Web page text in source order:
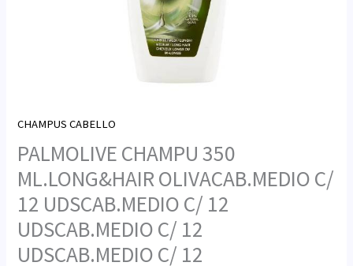
CHAMPUS CABELLO
PALMOLIVE CHAMPU 350
ML.LONG&HAIR OLIVACAB.MEDIO C/
12 UDSCAB.MEDIO C/ 12
UDSCAB.MEDIO C/ 12
UDSCAB.MEDIO C/ 12